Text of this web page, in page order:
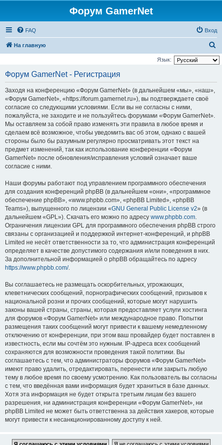
Форум GamerNet
FAQ Вход
На главную
о
Язык:
Форум GamerNet - Регистрация
Заходя на конференцию «Форум GamerNet» (в дальнейшем «мы», «наш»,
«Форум GamerNet», «https://forum.gamernet.ru»), вы подтверждаете своё
согласие со следующими условиями. Если вы не согласны с ними,
пожалуйста, не заходите и не пользуйтесь форумами «Форум GamerNet».
Мы оставляем за собой право изменять эти правила в любое время и
сделаем всё возможное, чтобы уведомить вас об этом, однако с вашей
стороны было бы разумным регулярно просматривать этот текст на
предмет изменений, так как использование конференции «Форум
GamerNet» после обновления/исправления условий означает ваше
согласие с ними.
Наши форумы работают под управлением программного обеспечения
для создания конференций phpBB (в дальнейшем «они», «программное
обеспечение phpBB», «www.phpbb.com», «phpBB Limited», «phpBB
Teams»), выпущенного по лицензии «GNU General Public License v2» (в
дальнейшем «GPL»). Скачать его можно по адресу www.phpbb.com.
Ограничения лицензии GPL для программного обеспечения phpBB строго
связаны с организацией и поддержкой интернет-конференций, и phpBB
Limited не несёт ответственности за то, что администрация конференций
определяет в качестве допустимого содержания и/или поведения в них.
За дополнительной информацией о phpBB обращайтесь по адресу
https://www.phpbb.com/.
Вы соглашаетесь не размещать оскорбительных, угрожающих,
клеветнических сообщений, порнографических сообщений, призывов к
национальной розни и прочих сообщений, которые могут нарушить
законы вашей страны, страны, которая предоставляет услуги хостинга
для форумов «Форум GamerNet» или международное право. Попытки
размещения таких сообщений могут привести к вашему немедленному
отключению от конференции, при этом ваш провайдер будет поставлен в
известность, если мы сочтём это нужным. IP-адреса всех сообщений
сохраняются для возможности проведения такой политики. Вы
соглашаетесь с тем, что администраторы форумов «Форум GamerNet»
имеют право удалить, отредактировать, перенести или закрыть любую
тему в любое время по своему усмотрению. Как пользователь вы согласны
с тем, что введённая вами информация будет храниться в базе данных.
Хотя эта информация не будет открыта третьим лицам без вашего
разрешения, ни администрация конференции «Форум GamerNet», ни
phpBB Limited не может быть ответственна за действия хакеров, которые
могут привести к несанкционированному доступу к ней.